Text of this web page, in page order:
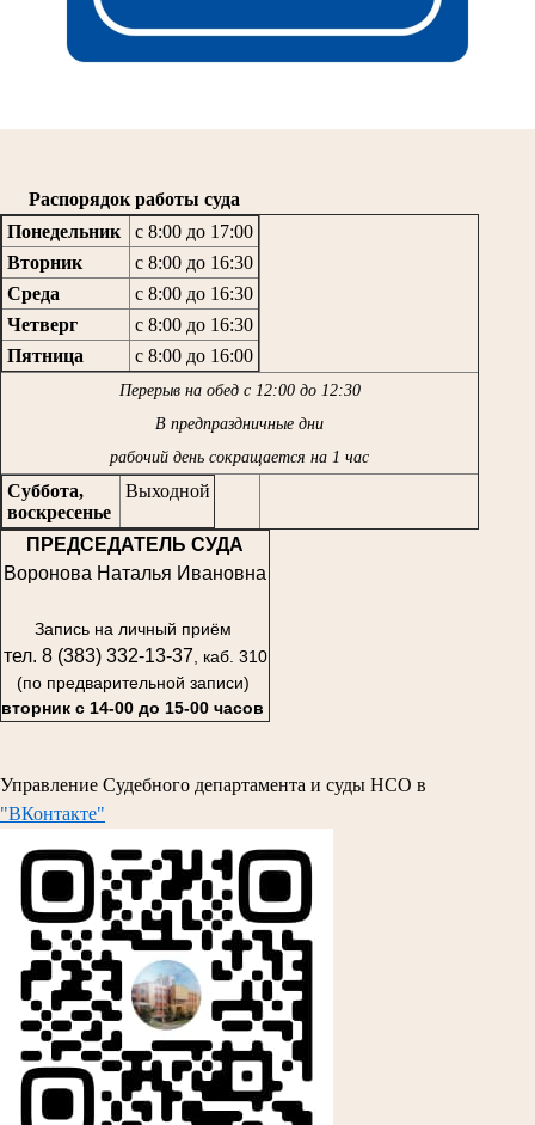
Распорядок работы суда
Понедельник
с 8:00 до 17:00
Вторник
с 8:00 до 16:30
Среда
с 8:00 до 16:30
Четверг
с 8:00 до 16:30
Пятница
с 8:00 до 16:00
Перерыв на обед с 12:00 до 12:30
В предпраздничные дни
рабочий день сокращается на 1 час
Суббота,
воскресенье
Выходной
ПРЕДСЕДАТЕЛЬ СУДА
Воронова Наталья Ивановна
Запись на личный приём
тел. 8 (383) 332-13-37 , каб. 310
(по предварительной записи)
вторник с 14-00 до 15-00 часов
Управление Судебного департамента и суды НСО в
"ВКонтакте"